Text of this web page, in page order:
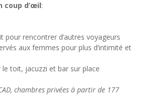
coup d’œil:
pour rencontrer d’autres voyageurs
aux femmes pour plus d’intimité et
le toit, jacuzzi et bar sur place
chambres privées à partir de 177